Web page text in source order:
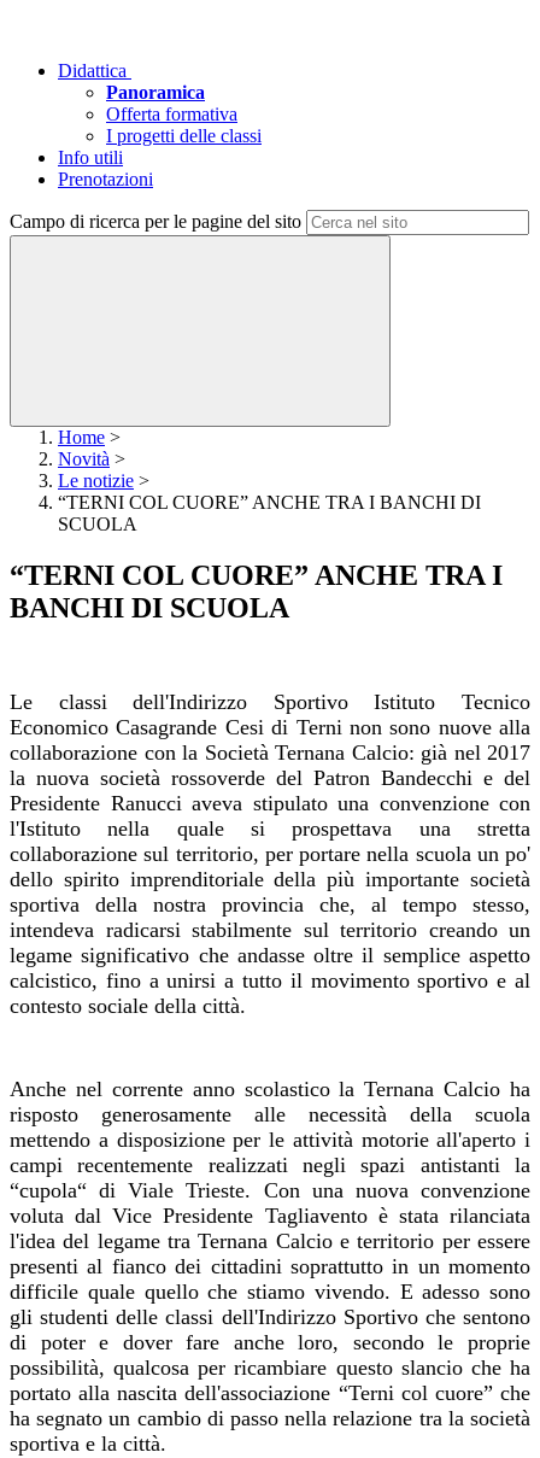
Didattica
Panoramica
Offerta formativa
I progetti delle classi
Info utili
Prenotazioni
Campo di ricerca per le pagine del sito
Home >
Novità >
Le notizie >
“TERNI COL CUORE” ANCHE TRA I BANCHI DI
SCUOLA
“TERNI COL CUORE” ANCHE TRA I
BANCHI DI SCUOLA
Le classi dell'Indirizzo Sportivo Istituto Tecnico
Economico Casagrande Cesi di Terni non sono nuove alla
collaborazione con la Società Ternana Calcio: già nel 2017
la nuova società rossoverde del Patron Bandecchi e del
Presidente Ranucci aveva stipulato una convenzione con
l'Istituto nella quale si prospettava una stretta
collaborazione sul territorio, per portare nella scuola un po'
dello spirito imprenditoriale della più importante società
sportiva della nostra provincia che, al tempo stesso,
intendeva radicarsi stabilmente sul territorio creando un
legame significativo che andasse oltre il semplice aspetto
calcistico, fino a unirsi a tutto il movimento sportivo e al
contesto sociale della città.
Anche nel corrente anno scolastico la Ternana Calcio ha
risposto generosamente alle necessità della scuola
mettendo a disposizione per le attività motorie all'aperto i
campi recentemente realizzati negli spazi antistanti la
“cupola“ di Viale Trieste. Con una nuova convenzione
voluta dal Vice Presidente Tagliavento è stata rilanciata
l'idea del legame tra Ternana Calcio e territorio per essere
presenti al fianco dei cittadini soprattutto in un momento
difficile quale quello che stiamo vivendo. E adesso sono
gli studenti delle classi dell'Indirizzo Sportivo che sentono
di poter e dover fare anche loro, secondo le proprie
possibilità, qualcosa per ricambiare questo slancio che ha
portato alla nascita dell'associazione “Terni col cuore” che
ha segnato un cambio di passo nella relazione tra la società
sportiva e la città.